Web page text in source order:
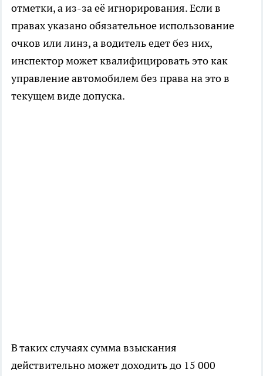
отметки, а из-за её игнорирования. Если в
правах указано обязательное использование
очков или линз, а водитель едет без них,
инспектор может квалифицировать это как
управление автомобилем без права на это в
текущем виде допуска.
В таких случаях сумма взыскания
действительно может доходить до 15 000